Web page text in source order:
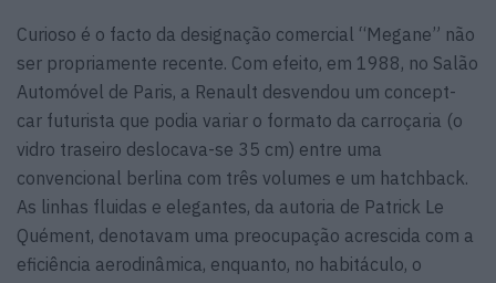
Curioso é o facto da designação comercial “Megane” não
ser propriamente recente. Com efeito, em 1988, no Salão
Automóvel de Paris, a Renault desvendou um concept-
car futurista que podia variar o formato da carroçaria (o
vidro traseiro deslocava-se 35 cm) entre uma
convencional berlina com três volumes e um hatchback.
As linhas fluidas e elegantes, da autoria de Patrick Le
Quément, denotavam uma preocupação acrescida com a
eficiência aerodinâmica, enquanto, no habitáculo, o